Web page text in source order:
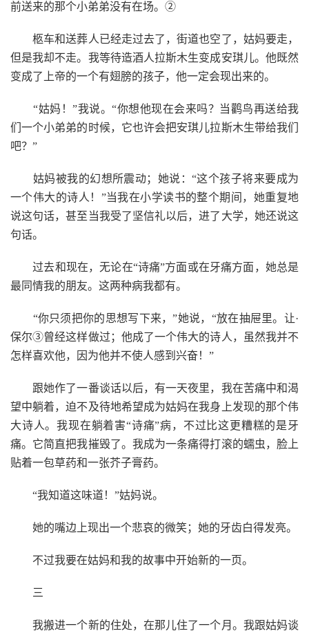
前送来的那个小弟弟没有在场。②
柩车和送葬人已经走过去了，街道也空了，姑妈要走，
但是我却不走。我等待造酒人拉斯木生变成安琪儿。他既然
变成了上帝的一个有翅膀的孩子，他一定会现出来的。
“姑妈！”我说。“你想他现在会来吗？当鹳鸟再送给我
们一个小弟弟的时候，它也许会把安琪儿拉斯木生带给我们
吧？”
姑妈被我的幻想所震动；她说：“这个孩子将来要成为
一个伟大的诗人！”当我在小学读书的整个期间，她重复地
说这句话，甚至当我受了坚信礼以后，进了大学，她还说这
句话。
过去和现在，无论在“诗痛”方面或在牙痛方面，她总是
最同情我的朋友。这两种病我都有。
“你只须把你的思想写下来，”她说，“放在抽屉里。让·
保尔③曾经这样做过；他成了一个伟大的诗人，虽然我并不
怎样喜欢他，因为他并不使人感到兴奋！”
跟她作了一番谈话以后，有一天夜里，我在苦痛中和渴
望中躺着，迫不及待地希望成为姑妈在我身上发现的那个伟
大诗人。我现在躺着害“诗痛”病，不过比这更糟糕的是牙
痛。它简直把我摧毁了。我成为一条痛得打滚的蠕虫，脸上
贴着一包草药和一张芥子膏药。
“我知道这味道！”姑妈说。
她的嘴边上现出一个悲哀的微笑；她的牙齿白得发亮。
不过我要在姑妈和我的故事中开始新的一页。
三
我搬进一个新的住处，在那儿住了一个月。我跟姑妈谈